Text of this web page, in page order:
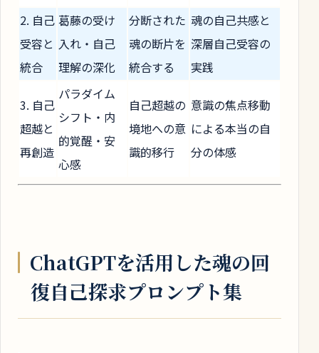
2. 自己
受容と
統合
葛藤の受け
入れ・自己
理解の深化
分断された
魂の断片を
統合する
魂の自己共感と
深層自己受容の
実践
3. 自己
超越と
再創造
パラダイム
シフト・内
的覚醒・安
心感
自己超越の
境地への意
識的移行
意識の焦点移動
による本当の自
分の体感
ChatGPTを活用した魂の回
復自己探求プロンプト集